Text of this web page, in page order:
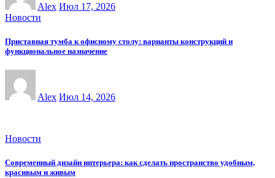
Alex Июл 17, 2026
Новости
Приставная тумба к офисному столу: варианты конструкций и
функциональное назначение
Alex Июл 14, 2026
Новости
Современный дизайн интерьера: как сделать пространство удобным,
красивым и живым